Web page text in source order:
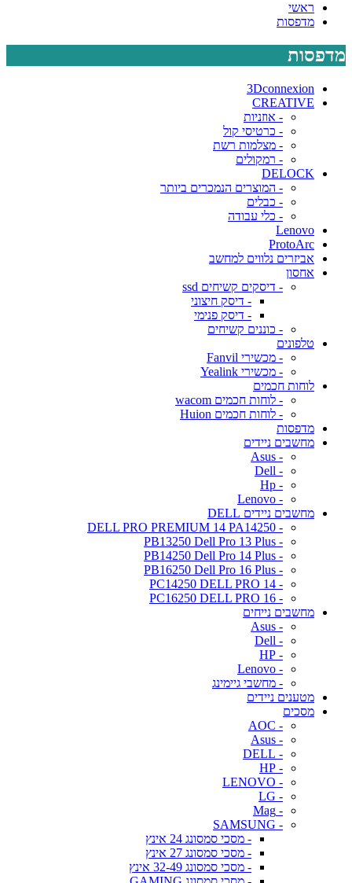
ראשי
מדפסות
מדפסות
3Dconnexion
CREATIVE
- אוזניות
- כרטיסי קול
- מצלמות רשת
- רמקולים
DELOCK
- המוצרים הנמכרים ביותר
- כבלים
- כלי עבודה
Lenovo
ProtoArc
אביזרים נלווים למחשב
אחסון
- דיסקים קשיחים ssd
- דיסק חיצוני
- דיסק פנימי
- כוננים קשיחים
טלפונים
- מכשירי Fanvil
- מכשירי Yealink
לוחות חכמים
- לוחות חכמים wacom
- לוחות חכמים Huion
מדפסות
מחשבים ניידים
- Asus
- Dell
- Hp
- Lenovo
מחשבים ניידים DELL
- DELL PRO PREMIUM 14 PA14250
- PB13250 Dell Pro 13 Plus
- PB14250 Dell Pro 14 Plus
- PB16250 Dell Pro 16 Plus
- PC14250 DELL PRO 14
- PC16250 DELL PRO 16
מחשבים נייחים
- Asus
- Dell
- HP
- Lenovo
- מחשבי גיימינג
מטענים ניידים
מסכים
- AOC
- Asus
- DELL
- HP
- LENOVO
- LG
- Mag
- SAMSUNG
- מסכי סמסונג 24 אינץ
- מסכי סמסונג 27 אינץ
- מסכי סמסונג 32-49 אינץ